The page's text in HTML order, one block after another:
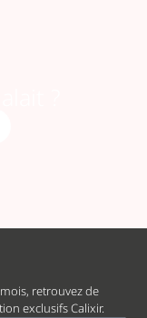
retrouvez de
exclusifs Calixir.